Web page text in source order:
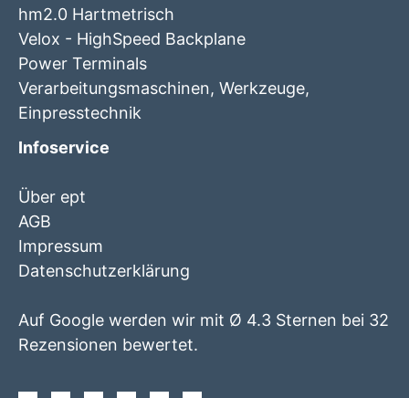
hm2.0 Hartmetrisch
Velox - HighSpeed Backplane
Power Terminals
Verarbeitungsmaschinen, Werkzeuge,
Einpresstechnik
Infoservice
Über ept
AGB
Impressum
Datenschutzerklärung
Auf Google werden wir mit Ø 4.3 Sternen bei 32
Rezensionen bewertet.